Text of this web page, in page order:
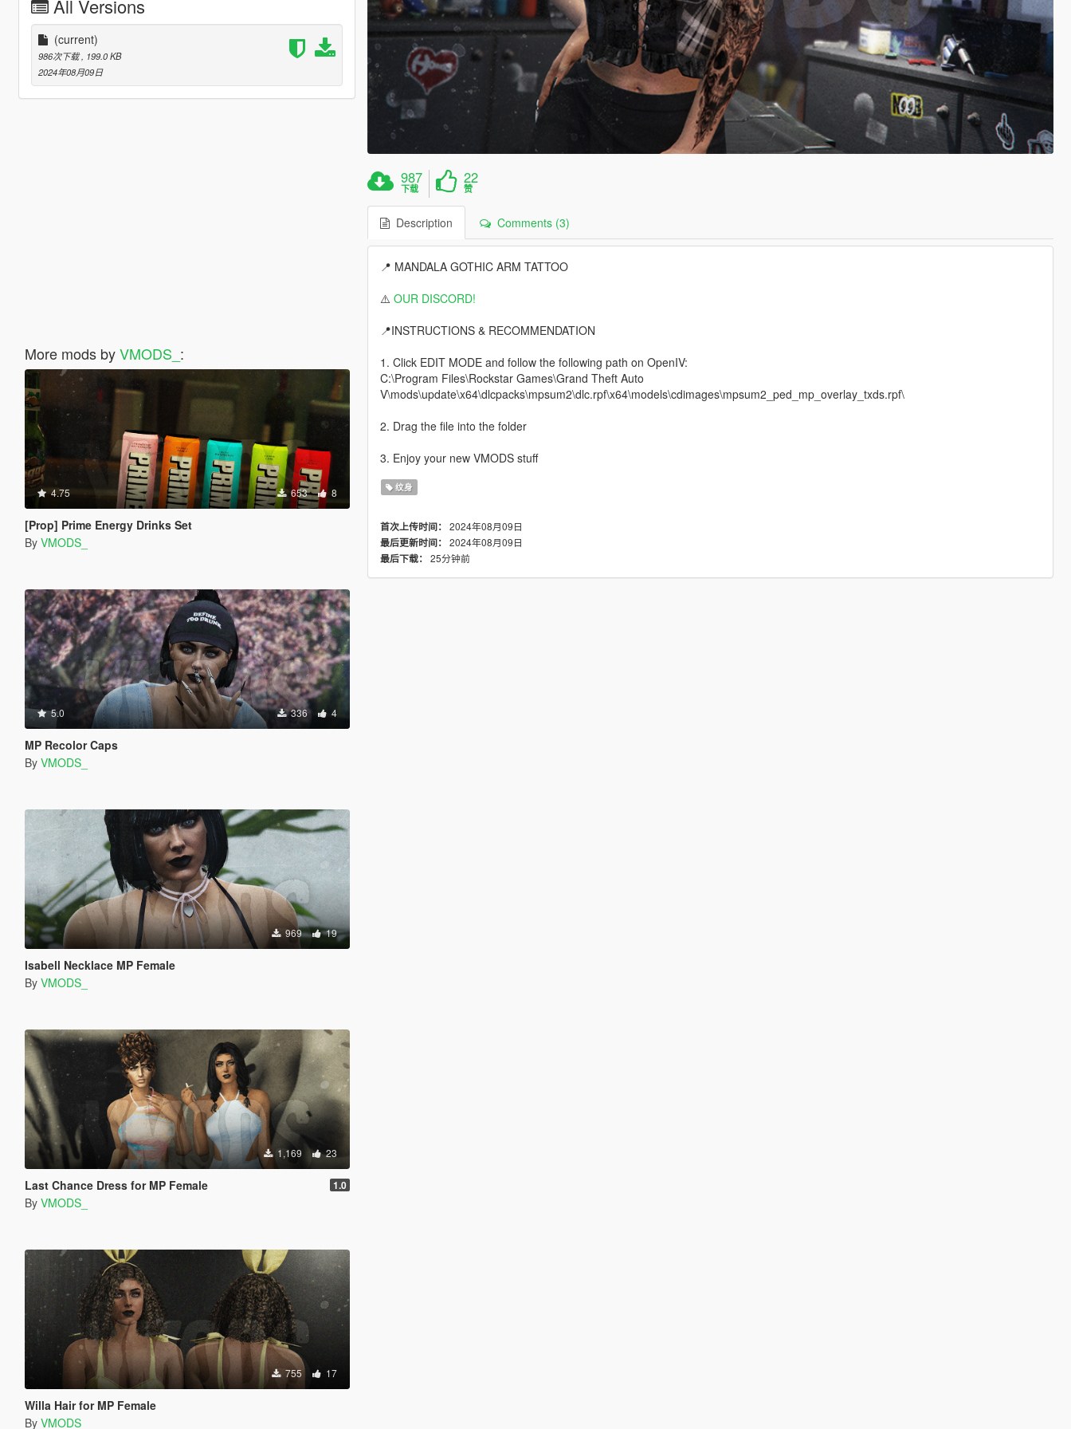
All Versions
(current)
986次下载 , 199.0 KB
2024年08月09日
More mods byVMODS_ :
4.75 653 8
[Prop] Prime Energy Drinks Set
By VMODS_
5.0 336 4
MP Recolor Caps
By VMODS_
969 19
Isabell Necklace MP Female
By VMODS_
1,169 23
Last Chance Dress for MP Female 1.0
By VMODS_
755 17
Willa Hair for MP Female
By VMODS_
987
下载
22
赞
Description Comments (3)
📍 MANDALA GOTHIC ARM TATTOO
⚠️ OUR DISCORD!
📍INSTRUCTIONS & RECOMMENDATION
1. Click EDIT MODE and follow the following path on OpenIV:
C:\Program Files\Rockstar Games\Grand Theft Auto
V\mods\update\x64\dlcpacks\mpsum2\dlc.rpf\x64\models\cdimages\mpsum2_ped_mp_overlay_txds.rpf\
2. Drag the file into the folder
3. Enjoy your new VMODS stuff
纹身
首次上传时间： 2024年08月09日
最后更新时间： 2024年08月09日
最后下载： 25分钟前